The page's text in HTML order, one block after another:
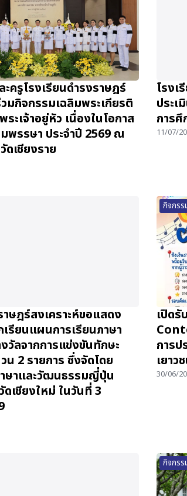
ครูโรงเรียนดำรงราษฎร์
วมกิจกรรมเฉลิมพระเกียรติ
ะเจ้าอยู่หัว เนื่องในโอกาส
พรรษา ประจำปี 2569 ณ
ดเชียงราย
โรงเ
ประ
การศึ
11/07/
าษฎร์สงเคราะห์ขอแสดง
รียนแผนการเรียนภาษา
วัลจากการแข่งขันทักษะ
2 รายการ ซึ่งจัดโดย
ษาและวัฒนธรรมญี่ปุ่น
เชียงใหม่ ในวันที่ 3
กิจกรร
เปิด
การป
เยาว
30/06/
กิจกรร